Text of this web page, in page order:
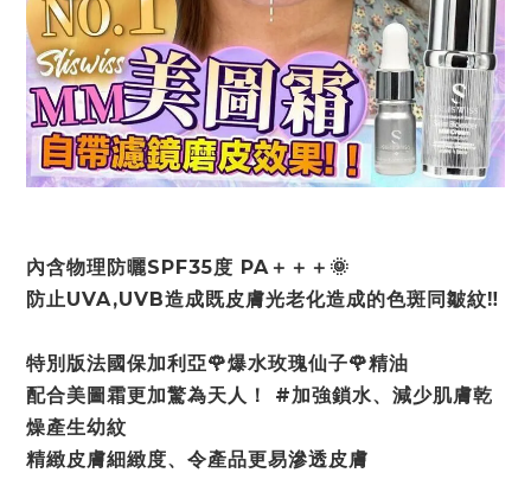
內含物理防曬SPF35度 PA＋＋＋🌞
防止UVA,UVB造成既皮膚光老化造成的色斑同皺紋‼️
特別版法國保加利亞🌹爆水玫瑰仙子🌹精油
配合美圖霜更加驚為天人！ #加強鎖水、減少肌膚乾
燥產生幼紋
精緻皮膚細緻度、令產品更易滲透皮膚